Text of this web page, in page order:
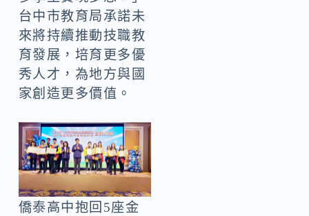
台中市教育局承諾未
來將持續推動技職教
育發展，培育更多優
秀人才，為地方與國
家創造更多價值。
僑泰高中抱回5座金